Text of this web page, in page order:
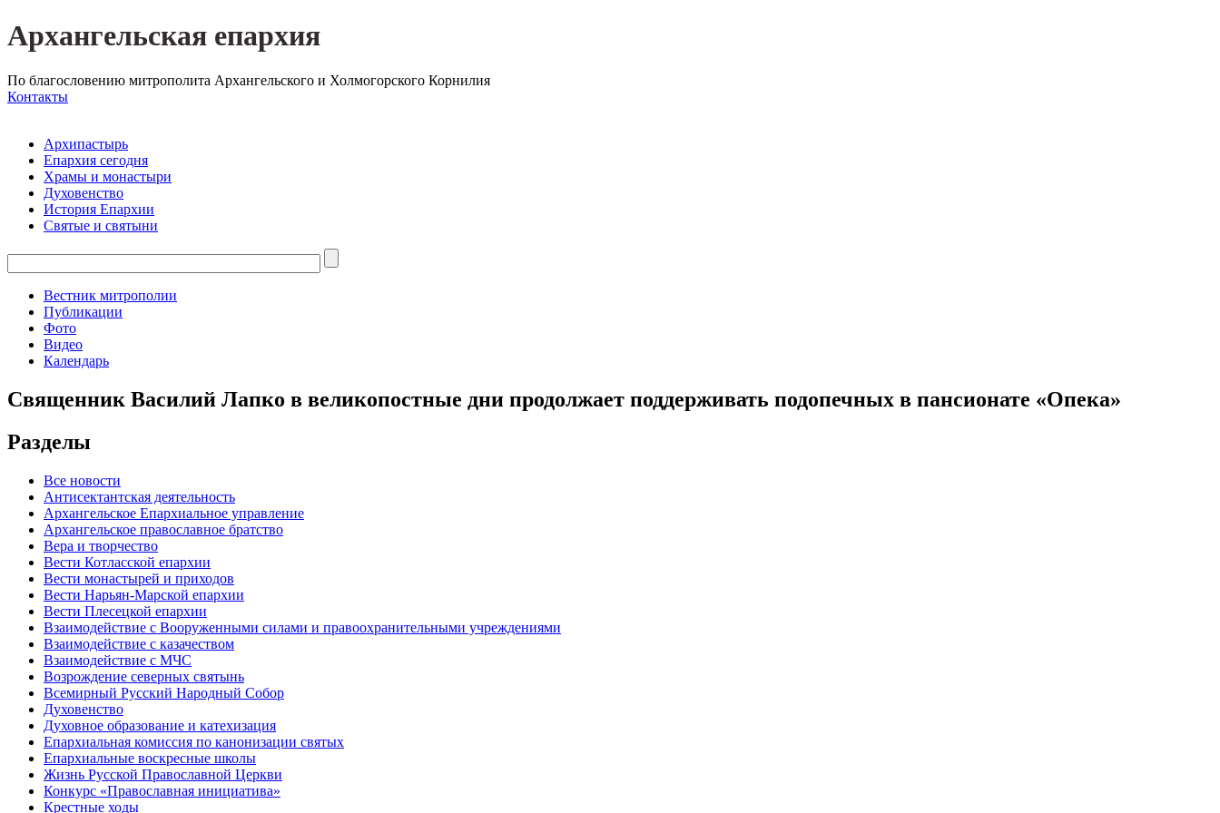
Архангельская епархия
По благословению митрополита Архангельского и Холмогорского Корнилия
Контакты
Архипастырь
Епархия сегодня
Храмы и монастыри
Духовенство
История Епархии
Святые и святыни
Вестник митрополии
Публикации
Фото
Видео
Календарь
Священник Василий Лапко в великопостные дни продолжает поддерживать подопечных в пансионате «Опека»
Разделы
Все новости
Антисектантская деятельность
Архангельское Епархиальное управление
Архангельское православное братство
Вера и творчество
Вести Котласской епархии
Вести монастырей и приходов
Вести Нарьян-Марской епархии
Вести Плесецкой епархии
Взаимодействие с Вооруженными силами и правоохранительными учреждениями
Взаимодействие с казачеством
Взаимодействие с МЧС
Возрождение северных святынь
Всемирный Русский Народный Собор
Духовенство
Духовное образование и катехизация
Епархиальная комиссия по канонизации святых
Епархиальные воскресные школы
Жизнь Русской Православной Церкви
Конкурс «Православная инициатива»
Крестные ходы